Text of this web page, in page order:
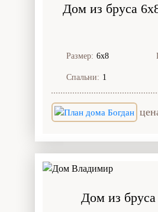
Дом из бруса
Размер: 6х8
Спальни: 1
Дом из бруса